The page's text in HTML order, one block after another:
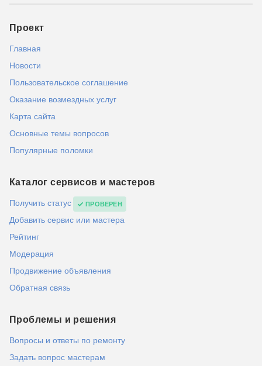
Проект
Главная
Новости
Пользовательское соглашение
Оказание возмездных услуг
Карта сайта
Основные темы вопросов
Популярные поломки
Каталог сервисов и мастеров
Получить статус ПРОВЕРЕН
Добавить сервис или мастера
Рейтинг
Модерация
Продвижение объявления
Обратная связь
Проблемы и решения
Вопросы и ответы по ремонту
Задать вопрос мастерам